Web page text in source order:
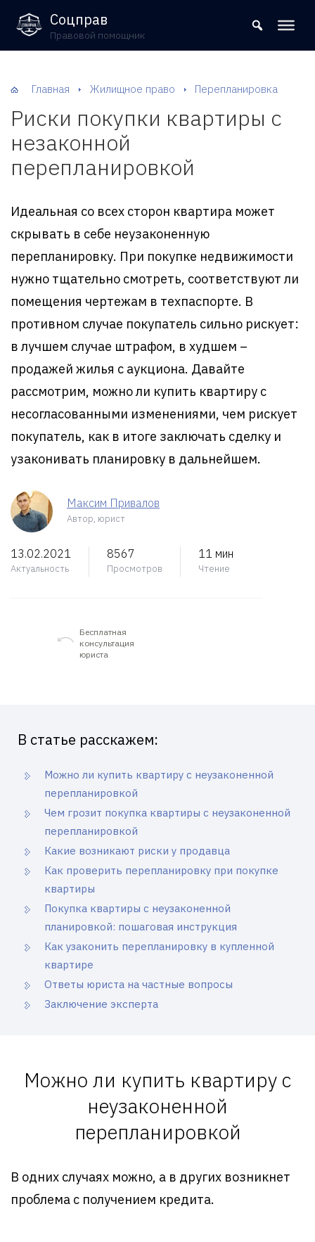
8 (800) 302-09-37
Соцправ
Правовой помощник
Главная Жилищное право Перепланировка
Риски покупки квартиры с
незаконной
перепланировкой
Идеальная со всех сторон квартира может
скрывать в себе неузаконенную
перепланировку. При покупке недвижимости
нужно тщательно смотреть, соответствуют ли
помещения чертежам в техпаспорте. В
противном случае покупатель сильно рискует:
в лучшем случае штрафом, в худшем –
продажей жилья с аукциона. Давайте
рассмотрим, можно ли купить квартиру с
несогласованными изменениями, чем рискует
покупатель, как в итоге заключать сделку и
узаконивать планировку в дальнейшем.
Максим Привалов
Автор, юрист
13.02.2021
Актуальность
8567
Просмотров
11 мин
Чтение
Бесплатная
консультация
юриста
В статье расскажем:
Можно ли купить квартиру с неузаконенной
перепланировкой
Чем грозит покупка квартиры с неузаконенной
перепланировкой
Какие возникают риски у продавца
Как проверить перепланировку при покупке
квартиры
Покупка квартиры с неузаконенной
планировкой: пошаговая инструкция
Как узаконить перепланировку в купленной
квартире
Ответы юриста на частные вопросы
Заключение эксперта
Можно ли купить квартиру с
неузаконенной
перепланировкой
В одних случаях можно, а в других возникнет
проблема с получением кредита.